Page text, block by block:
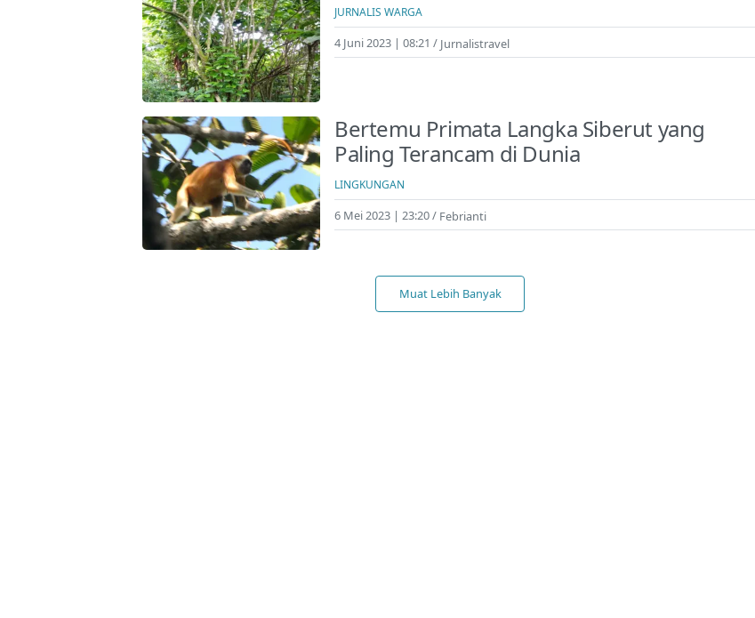
JURNALIS WARGA
4 Juni 2023 | 08:21 Jurnalistravel
Bertemu Primata Langka Siberut yang
Paling Terancam di Dunia
LINGKUNGAN
6 Mei 2023 | 23:20 Febrianti
Muat Lebih Banyak